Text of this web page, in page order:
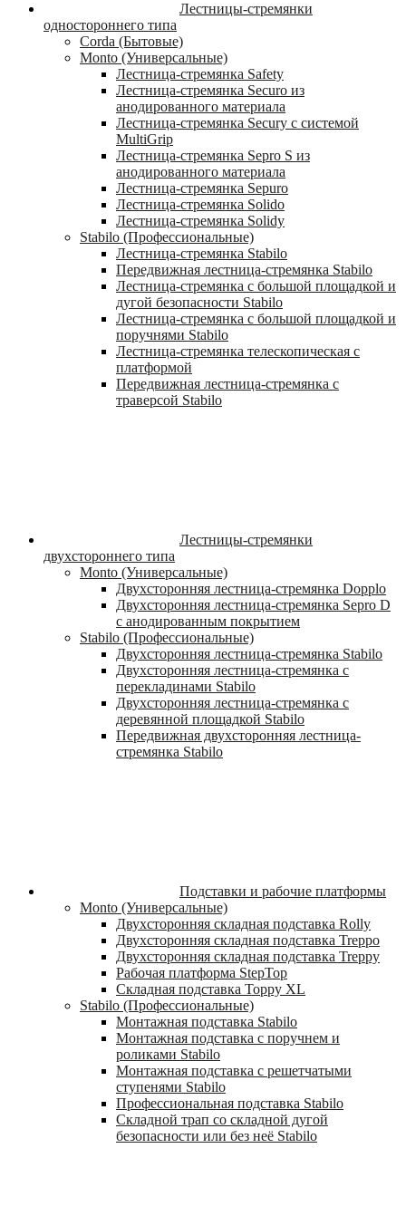
Лестницы-стремянки
одностороннего типа
Corda (Бытовые)
Monto (Универсальные)
Лестница-стремянка Safety
Лестница-стремянка Securo из
анодированного материала
Лестница-стремянка Secury с системой
MultiGrip
Лестница-стремянка Sepro S из
анодированного материала
Лестница-стремянка Sepuro
Лестница-стремянка Solido
Лестница-стремянка Solidy
Stabilo (Профессиональные)
Лестница-стремянка Stabilo
Передвижная лестница-стремянка Stabilo
Лестница-стремянка с большой площадкой и
дугой безопасности Stabilo
Лестница-стремянка с большой площадкой и
поручнями Stabilo
Лестница-стремянка телескопическая с
платформой
Передвижная лестница-стремянка с
траверсой Stabilo
Лестницы-стремянки
двухстороннего типа
Monto (Универсальные)
Двухсторонняя лестница-стремянка Dopplo
Двухсторонняя лестница-стремянка Sepro D
с анодированным покрытием
Stabilo (Профессиональные)
Двухсторонняя лестница-стремянка Stabilo
Двухсторонняя лестница-стремянка с
перекладинами Stabilo
Двухсторонняя лестница-стремянка с
деревянной площадкой Stabilo
Передвижная двухсторонняя лестница-
стремянка Stabilo
Подставки и рабочие платформы
Monto (Универсальные)
Двухсторонняя складная подставка Rolly
Двухсторонняя складная подставка Treppo
Двухсторонняя складная подставка Treppy
Рабочая платформа StepTop
Складная подставка Toppy XL
Stabilo (Профессиональные)
Монтажная подставка Stabilo
Монтажная подставка с поручнем и
роликами Stabilo
Монтажная подставка с решетчатыми
ступенями Stabilo
Профессиональная подставка Stabilo
Складной трап со складной дугой
безопасности или без неё Stabilo